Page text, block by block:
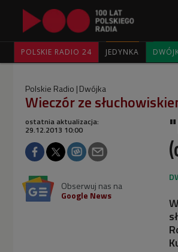
POLSKIE RADIO 24 JEDYNKA
Polskie Radio Dwójka
Wieczór ze
ostatnia aktualizacja:
29.12.2013 10:00
Obserwuj nas na
Google News